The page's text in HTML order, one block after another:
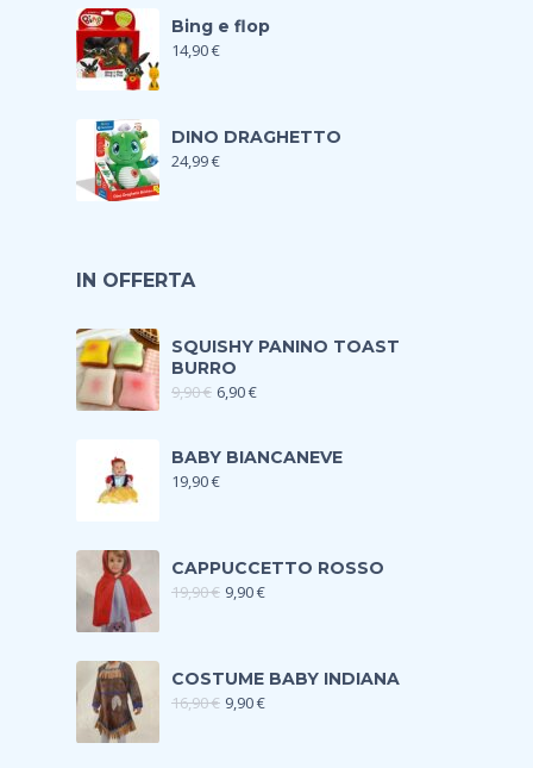
Bing e flop
14,90€
DINO DRAGHETTO
24,99€
IN OFFERTA
SQUISHY PANINO TOAST
BURRO
9,90€ 6,90€
BABY BIANCANEVE
19,90€
CAPPUCCETTO ROSSO
19,90€ 9,90€
COSTUME BABY INDIANA
16,90€ 9,90€